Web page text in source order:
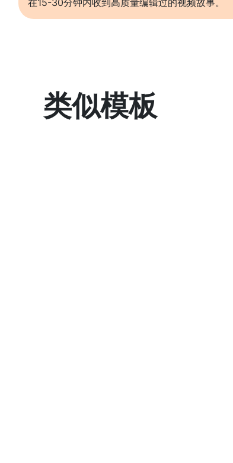
在15-30分钟内收到高质量编辑过的视频故事。
类似模板